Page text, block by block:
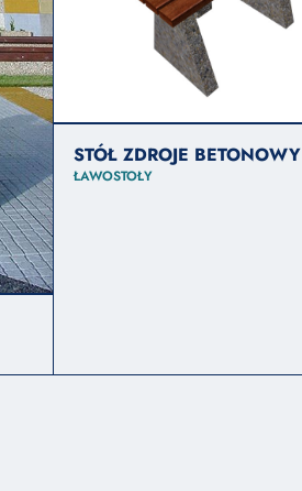
STÓŁ ZDROJE BETONOWY
ŁAWOSTOŁY